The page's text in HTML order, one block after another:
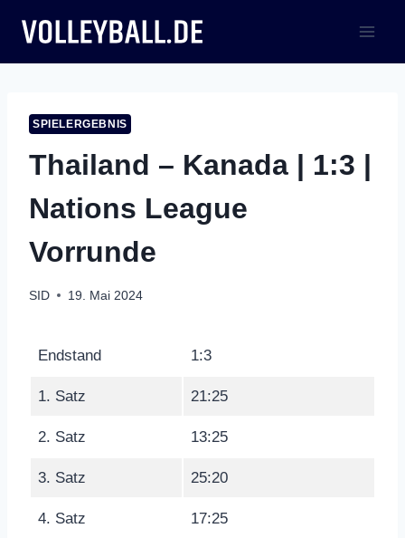
Inhalt
springen
SPIELERGEBNIS
Thailand – Kanada | 1:3 |
Nations League
Vorrunde
SID 19. Mai 2024
Endstand 1:3
1. Satz 21:25
2. Satz 13:25
3. Satz 25:20
4. Satz 17:25